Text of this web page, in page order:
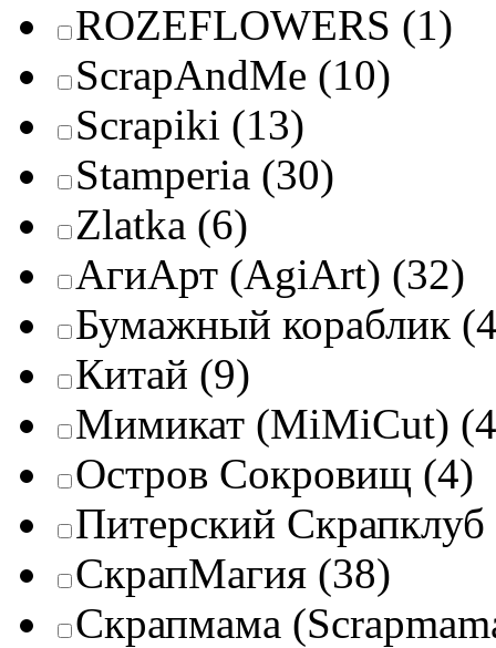
ROZEFLOWERS (1)
ScrapAndMe (10)
Scrapiki (13)
Stamperia (30)
Zlatka (6)
АгиАрт (AgiArt) (32)
Бумажный кораблик
Китай (9)
Мимикат (MiMiCut)
Остров Сокровищ (4)
Питерский Скрапклуб
СкрапМагия (38)
Скрапмама